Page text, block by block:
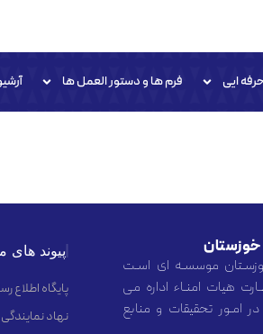
ایی فرم ها و دستور العمل ها
پیوند های
پایگاه اطلاع
نهاد
موسسـه ای اسـت
هیات امنـاء اداره می
امـور تحقیقات و منابع